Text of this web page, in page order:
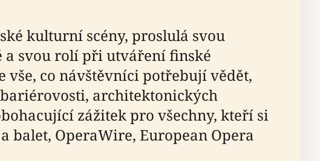
kulturní scény, proslulá svou
a svou rolí při utváření finské
co návštěvníci potřebují vědět,
architektonických
zážitek pro všechny, kteří si
OperaWire, European Opera